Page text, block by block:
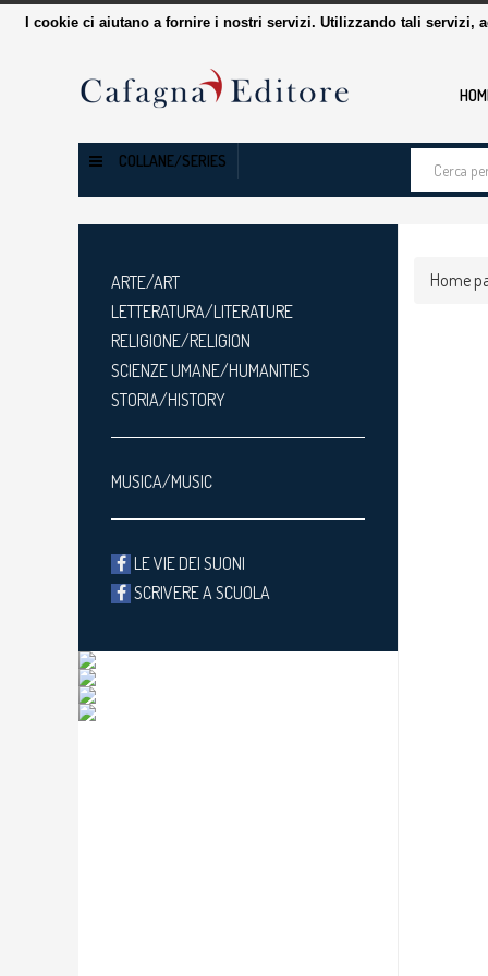
COLLANE/SERIES
Cerca
tra
Home
ARTE/ART
LETTERATURA/LITERATURE
RELIGIONE/RELIGION
SCIENZE UMANE/HUMANITIES
STORIA/HISTORY
MUSICA/MUSIC
LE VIE DEI SUONI
SCRIVERE A SCUOLA
I cookie ci aiutano a fornire i nostri servizi. Utilizzando tali